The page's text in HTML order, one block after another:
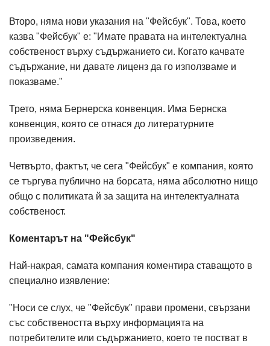
Второ, няма нови указания на "Фейсбук". Това, което
казва "Фейсбук" е: "Имате правата на интелектуална
собственост върху съдържанието си. Когато качвате
съдържание, ни давате лиценз да го използваме и
показваме."
Трето, няма Бернерска конвенция. Има Бернска
конвенция, която се отнася до литературните
произведения.
Четвърто, фактът, че сега "Фейсбук" е компания, която
се търгува публично на борсата, няма абсолютно нищо
общо с политиката й за защита на интелектуалната
собственост.
Коментарът на "Фейсбук"
Най-накрая, самата компания коментира ставащото в
специално изявление:
"Носи се слух, че "Фейсбук" прави промени, свързани
със собствеността върху информацията на
потребителите или съдържанието, което те постват в